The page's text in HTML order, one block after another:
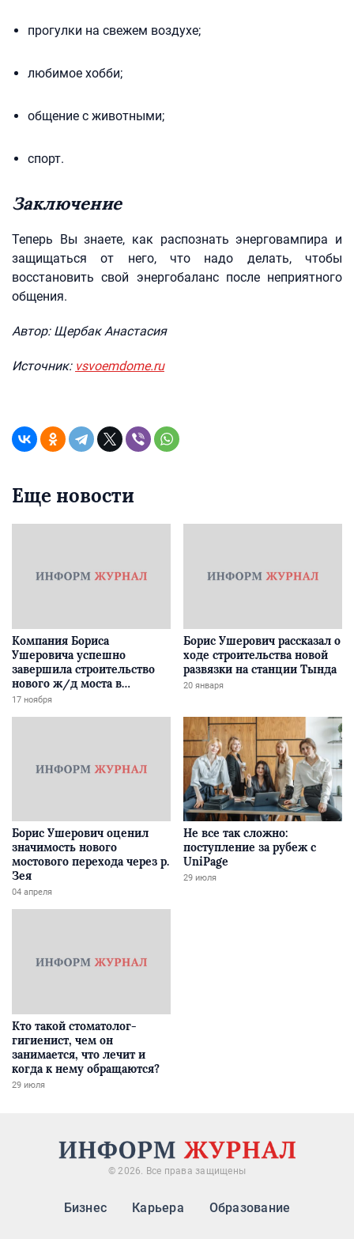
прогулки на свежем воздухе;
любимое хобби;
общение с животными;
спорт.
Заключение
Теперь Вы знаете, как распознать энерговампира и
защищаться от него, что надо делать, чтобы
восстановить свой энергобаланс после неприятного
общения.
Автор: Щербак Анастасия
Источник: vsvoemdome.ru
Еще новости
Компания Бориса
Ушеровича успешно
завершила строительство
нового ж/д моста в
Забайкалье
17 ноября
Борис Ушерович рассказал о
ходе строительства новой
развязки на станции Тында
20 января
Борис Ушерович оценил
значимость нового
мостового перехода через р.
Зея
04 апреля
Не все так сложно:
поступление за рубеж с
UniPage
29 июля
Кто такой стоматолог-
гигиенист, чем он
занимается, что лечит и
когда к нему обращаются?
29 июля
© 2026. Все права защищены
Бизнес Карьера Образование